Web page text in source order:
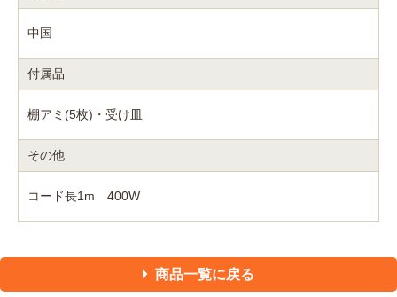
中国
付属品
棚アミ(5枚)・受け皿
その他
コード長1m 400W
商品一覧に戻る